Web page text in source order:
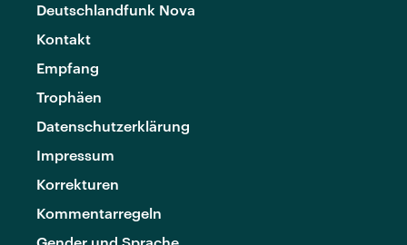
Deutschlandfunk Nova
Kontakt
Empfang
Trophäen
Datenschutzerklärung
Impressum
Korrekturen
Kommentarregeln